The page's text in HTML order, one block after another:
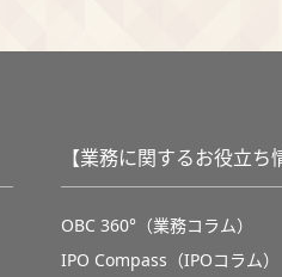
【業務に関するお役立ち
OBC 360°（業務コラム）
IPO Compass（IPOコラム）